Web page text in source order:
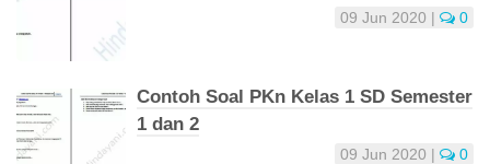
09 Jun 2020 | 0
Contoh Soal PKn Kelas 1 SD Semester
1 dan 2
09 Jun 2020 | 0